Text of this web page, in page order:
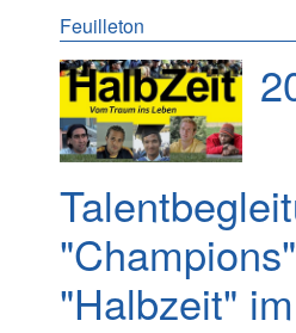
Feuilleton
"Halbzeit"